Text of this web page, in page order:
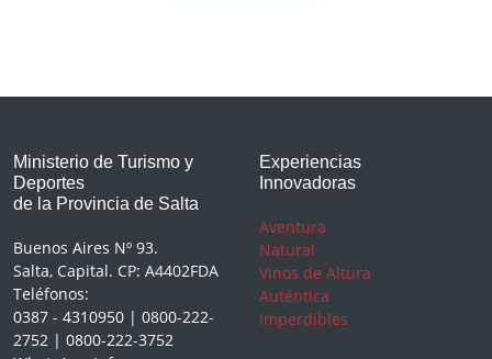
Ministerio de Turismo y
Deportes
de la Provincia de Salta
Buenos Aires Nº 93.
Salta, Capital. CP: A4402FDA
Teléfonos:
0387 - 4310950 | 0800-222-
2752 | 0800-222-3752
Experiencias
Innovadoras
Aventura
Natural
Vinos de Altura
Auténtica
Imperdibles